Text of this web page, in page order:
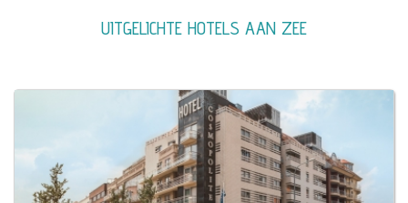
UITGELICHTE HOTELS AAN ZEE